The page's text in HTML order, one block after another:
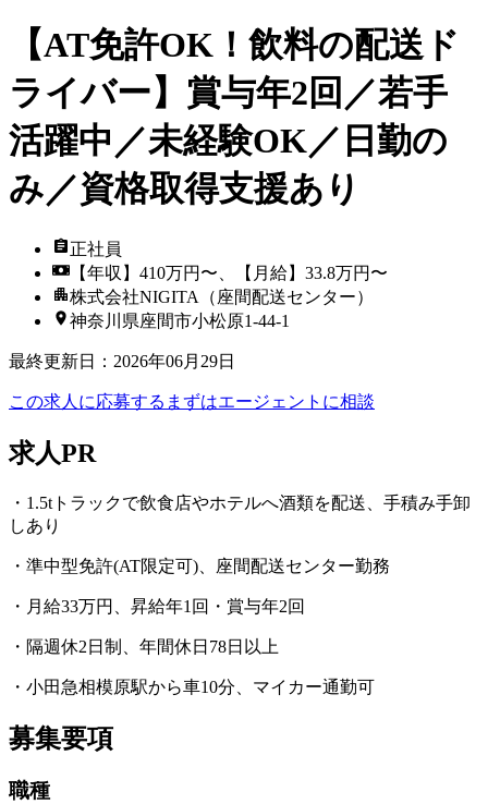
【AT免許OK！飲料の配送ド
ライバー】賞与年2回／若手
活躍中／未経験OK／日勤の
み／資格取得支援あり
正社員
【年収】410万円〜、【月給】33.8万円〜
株式会社NIGITA（座間配送センター）
神奈川県座間市小松原1-44-1
最終更新日 ： 2026年06月29日
この求人に応募する まずはエージェントに相談
求人PR
・1.5tトラックで飲食店やホテルへ酒類を配送、手積み手卸
しあり
・準中型免許(AT限定可)、座間配送センター勤務
・月給33万円、昇給年1回・賞与年2回
・隔週休2日制、年間休日78日以上
・小田急相模原駅から車10分、マイカー通勤可
募集要項
職種